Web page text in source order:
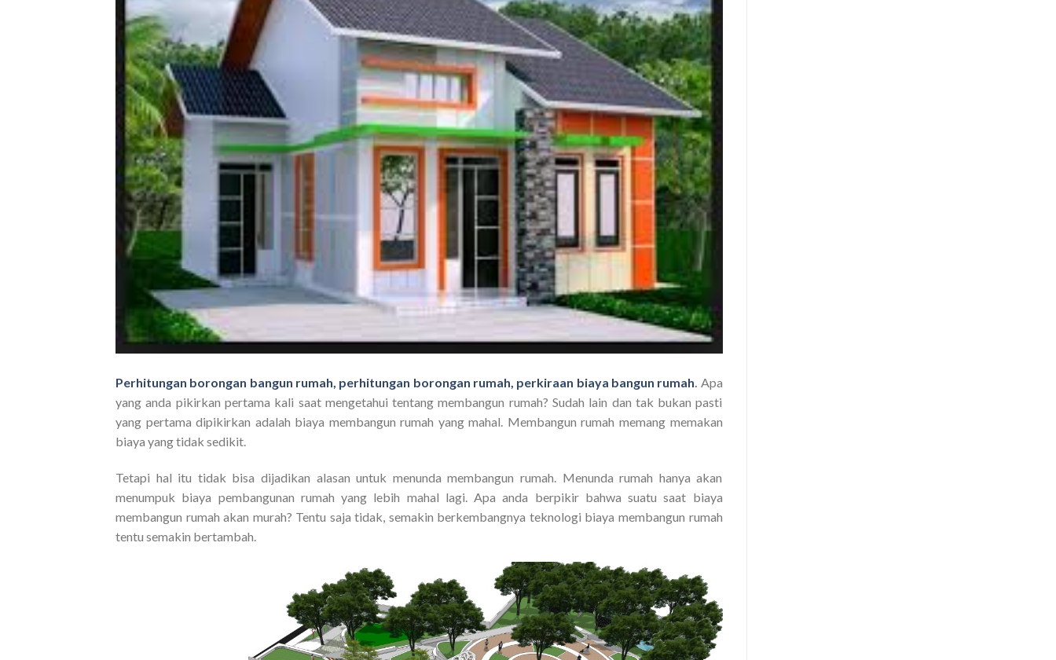
Perhitungan borongan bangun rumah, perhitungan borongan rumah, perkiraan biaya bangun rumah Apa
yang anda pikirkan pertama kali saat mengetahui tentang membangun rumah? Sudah lain dan tak bukan pasti
yang pertama dipikirkan adalah biaya membangun rumah yang mahal. Membangun rumah memang memakan
biaya yang tidak sedikit.
Tetapi hal itu tidak bisa dijadikan alasan untuk menunda membangun rumah. Menunda rumah hanya akan
menumpuk biaya pembangunan rumah yang lebih mahal lagi. Apa anda berpikir bahwa suatu saat biaya
membangun rumah akan murah? Tentu saja tidak, semakin berkembangnya teknologi biaya membangun rumah
tentu semakin bertambah.